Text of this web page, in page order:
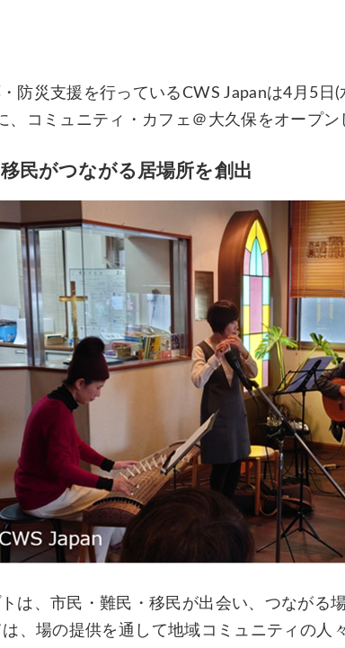
防災支援を行っているCWS Japanは4月5日
、コミュニティ・カフェ＠大久保をオープン
民がつながる居場所を創出
は、市民・難民・移民が出会い、つながる
、場の提供を通して地域コミュニティの人